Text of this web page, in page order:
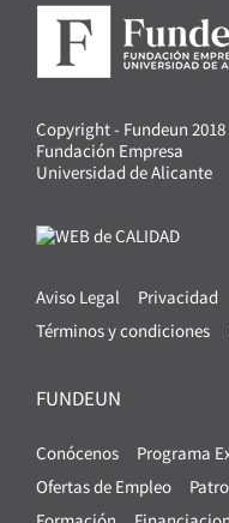
Copyright - Fundeun 2018
Fundación Empresa
Universidad de Alicante
Aviso Legal Privacidad
Términos y condiciones
FUNDEUN
Conócenos Programa
Ofertas de Empleo